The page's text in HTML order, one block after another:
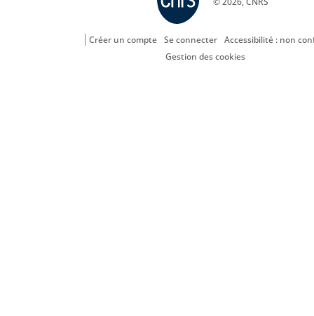
Créer un compte Se connecter
Accessibilité : non
Gestion des cookies